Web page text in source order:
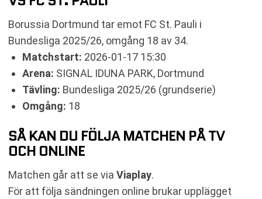
TABELL
KOMMANDE MATCHER BORUSSIA DORTMUND
RELATERADE NYHETER
Borussia Dortmund tar emot FC St. Pauli i
Bundesliga 2025/26, omgång 18 av 34.
Matchstart: 2026-01-17 15:30
Arena: SIGNAL IDUNA PARK, Dortmund
Tävling: Bundesliga 2025/26 (grundserie)
Omgång: 18
SÅ KAN DU FÖLJA MATCHEN PÅ TV
OCH ONLINE
Matchen går att se via Viaplay.
För att följa sändningen online brukar upplägget